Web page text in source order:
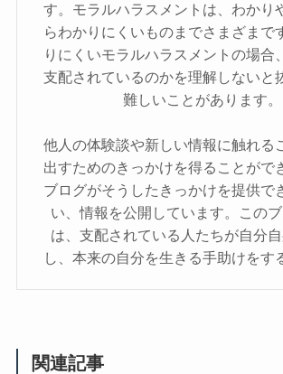
す。モラルハラスメントは、わかり
らわかりにくいものまでさまざまで
りにくいモラルハラスメントの場合
支配されているのかを理解しないと
難しいことがあります。
他人の体験談や新しい情報に触れる
出すためのきっかけを得ることがで
ブログがそうしたきっかけを提供で
い、情報を公開しています。この
は、支配されている人たちが自分
し、本来の自分を生きる手助けをす
関連記事